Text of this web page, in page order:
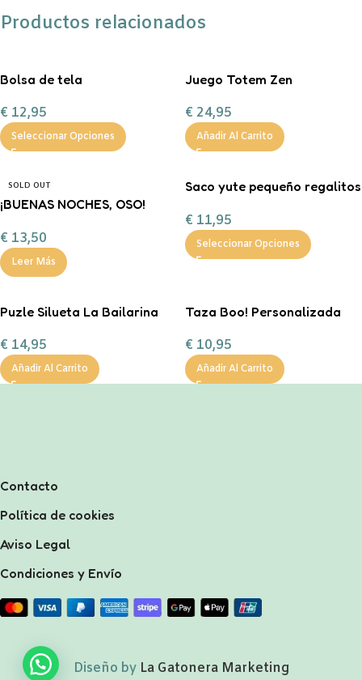
Productos relacionados
Bolsa de tela
€ 12,95
Seleccionar Opciones
Juego Totem Zen
€ 24,95
Añadir Al Carrito
SOLD OUT
¡BUENAS NOCHES, OSO!
€ 13,50
Leer Más
Saco yute pequeño regalitos
€ 11,95
Seleccionar Opciones
Puzle Silueta La Bailarina
€ 14,95
Añadir Al Carrito
Taza Boo! Personalizada
€ 10,95
Añadir Al Carrito
Contacto
Política de cookies
Aviso Legal
Condiciones y Envío
Diseño by La Gatonera Marketing